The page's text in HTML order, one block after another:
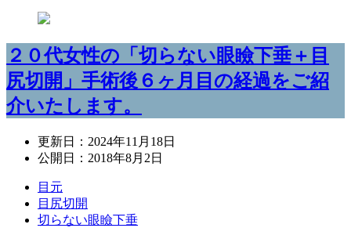
２０代女性の「切らない眼瞼下垂＋目
尻切開」手術後６ヶ月目の経過をご紹
介いたします。
更新日： 2024年11月18日
公開日： 2018年8月2日
目元
目尻切開
切らない眼瞼下垂